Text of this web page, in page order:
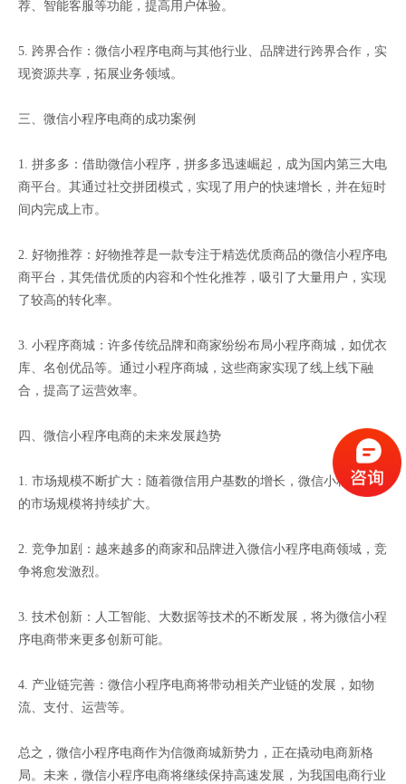
荐、智能客服等功能，提高用户体验。
5. 跨界合作：微信小程序电商与其他行业、品牌进行跨界合作，实
现资源共享，拓展业务领域。
三、微信小程序电商的成功案例
1. 拼多多：借助微信小程序，拼多多迅速崛起，成为国内第三大电
商平台。其通过社交拼团模式，实现了用户的快速增长，并在短时
间内完成上市。
2. 好物推荐：好物推荐是一款专注于精选优质商品的微信小程序电
商平台，其凭借优质的内容和个性化推荐，吸引了大量用户，实现
了较高的转化率。
3. 小程序商城：许多传统品牌和商家纷纷布局小程序商城，如优衣
库、名创优品等。通过小程序商城，这些商家实现了线上线下融
合，提高了运营效率。
四、微信小程序电商的未来发展趋势
1. 市场规模不断扩大：随着微信用户基数的增长，微信小程序电商
的市场规模将持续扩大。
2. 竞争加剧：越来越多的商家和品牌进入微信小程序电商领域，竞
争将愈发激烈。
3. 技术创新：人工智能、大数据等技术的不断发展，将为微信小程
序电商带来更多创新可能。
4. 产业链完善：微信小程序电商将带动相关产业链的发展，如物
流、支付、运营等。
总之，微信小程序电商作为信微商城新势力，正在撬动电商新格
局。未来，微信小程序电商将继续保持高速发展，为我国电商行业